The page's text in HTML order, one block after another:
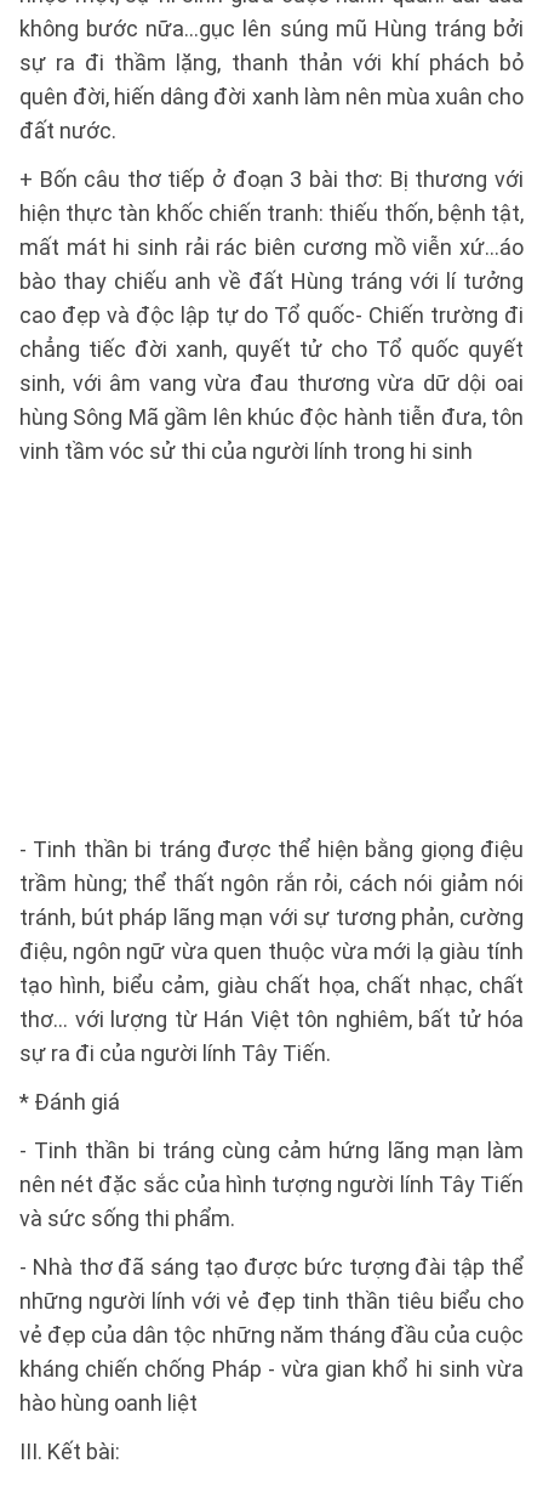
không bước nữa...gục lên súng mũ Hùng tráng bởi
sự ra đi thầm lặng, thanh thản với khí phách bỏ
quên đời, hiến dâng đời xanh làm nên mùa xuân cho
đất nước.
+ Bốn câu thơ tiếp ở đoạn 3 bài thơ: Bị thương với
hiện thực tàn khốc chiến tranh: thiếu thốn, bệnh tật,
mất mát hi sinh rải rác biên cương mồ viễn xứ...áo
bào thay chiếu anh về đất Hùng tráng với lí tưởng
cao đẹp và độc lập tự do Tổ quốc- Chiến trường đi
chẳng tiếc đời xanh, quyết tử cho Tổ quốc quyết
sinh, với âm vang vừa đau thương vừa dữ dội oai
hùng Sông Mã gầm lên khúc độc hành tiễn đưa, tôn
vinh tầm vóc sử thi của người lính trong hi sinh
- Tinh thần bi tráng được thể hiện bằng giọng điệu
trầm hùng; thể thất ngôn rắn rỏi, cách nói giảm nói
tránh, bút pháp lãng mạn với sự tương phản, cường
điệu, ngôn ngữ vừa quen thuộc vừa mới lạ giàu tính
tạo hình, biểu cảm, giàu chất họa, chất nhạc, chất
thơ... với lượng từ Hán Việt tôn nghiêm, bất tử hóa
sự ra đi của người lính Tây Tiến.
* Đánh giá
- Tinh thần bi tráng cùng cảm hứng lãng mạn làm
nên nét đặc sắc của hình tượng người lính Tây Tiến
và sức sống thi phẩm.
- Nhà thơ đã sáng tạo được bức tượng đài tập thể
những người lính với vẻ đẹp tinh thần tiêu biểu cho
vẻ đẹp của dân tộc những năm tháng đầu của cuộc
kháng chiến chống Pháp - vừa gian khổ hi sinh vừa
hào hùng oanh liệt
III. Kết bài: